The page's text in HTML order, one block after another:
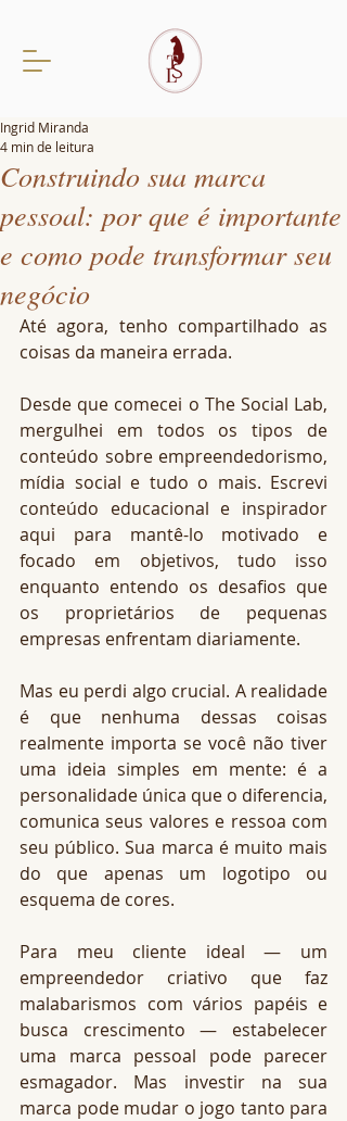
Construindo sua marca
pessoal: por que é importante
e como pode transformar seu
negócio
Ingrid Miranda
4 min de leitura
Até agora, tenho compartilhado as
coisas da maneira errada.
Desde que comecei o The Social Lab,
mergulhei em todos os tipos de
conteúdo sobre empreendedorismo,
mídia social e tudo o mais. Escrevi
conteúdo educacional e inspirador
aqui para mantê-lo motivado e
focado em objetivos, tudo isso
enquanto entendo os desafios que
os proprietários de pequenas
empresas enfrentam diariamente.
Mas eu perdi algo crucial. A realidade
é que nenhuma dessas coisas
realmente importa se você não tiver
uma ideia simples em mente: é a
personalidade única que o diferencia,
comunica seus valores e ressoa com
seu público. Sua marca é muito mais
do que apenas um logotipo ou
esquema de cores.
Para meu cliente ideal — um
empreendedor criativo que faz
malabarismos com vários papéis e
busca crescimento — estabelecer
uma marca pessoal pode parecer
esmagador. Mas investir na sua
marca pode mudar o jogo tanto para